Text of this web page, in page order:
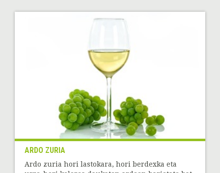
ARDO ZURIA
Ardo zuria hori lastokara, hori berdexka eta